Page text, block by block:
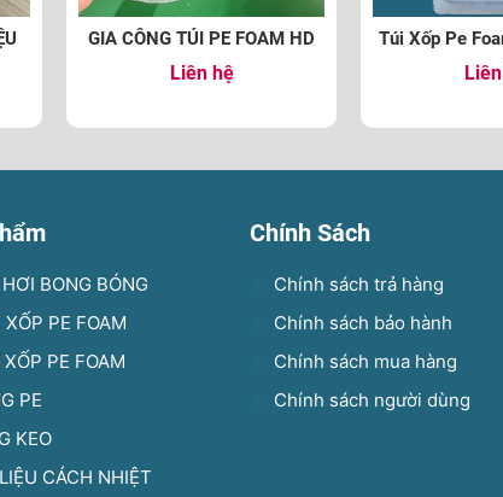
GIA CÔNG TÚI PE FOAM HD
Liên hệ
Túi Xốp Pe
BONG BÓNG
PE FOAM
XỐP PE FOAM
PE
KEO
CÁCH NHIỆT
Chính Sách
Chính sách trả hàng
Chính sách bảo hành
Chính sách mua hàng
Chính sách người dùng